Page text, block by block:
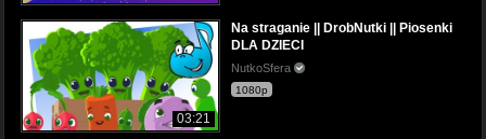
03:21
Na straganie || DrobNutki || Piosenki
DLA DZIECI
NutkoSfera
1080p